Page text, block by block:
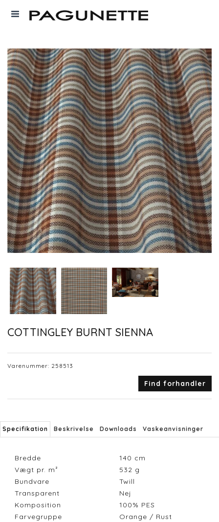
COTTINGLEY BURNT SIENNA
Varenummer: 258513
Find forhandler
Specifikation Beskrivelse Downloads Vaskeanvisninger
Bredde 140 cm
Vægt pr. m²
532 g
Bundvare
Twill
Transparent
Nej
Komposition
100% PES
Farvegruppe
Orange / Rust